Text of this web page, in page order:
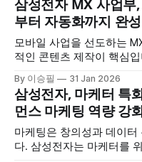
무 전 과정을 AI로 혁신하는 방법
삼성전자 MX 사업부
부터 자동화까지 완성
모바일 사업을 선도하는
적인 콘텐츠 제작이 핵심
성, 업무 자동화까지 AI를
니다. 교육 개요 * 교육 대상: 삼성전자 MX 사업부 * 교육 횟수:
2회차 * 교육 시간: 회차당 7시간 * 교육 특징: 시장조사·멀티
미디어
By 이승필 31 Jan 2026
삼성전자, 마케터 특
먼스 마케팅 역량 강
마케팅은 창의성과 데이터
다. 삼성전자는 마케터를